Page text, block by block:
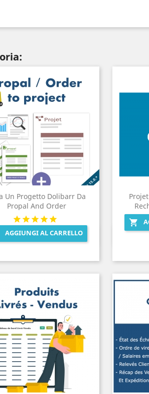
Un Progetto Dolibarr Da
Propal And Order
AGGIUNGI AL CARRELLO
Anteprima
